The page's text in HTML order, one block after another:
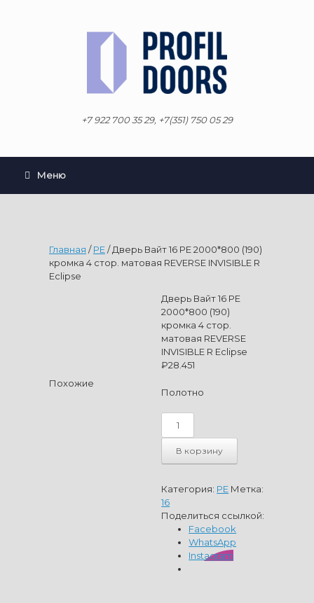
+7 922 700 35 29, +7(351) 750 05 29
Меню
Главная /PE/ Дверь Вайт 16 PE 2000*800 (190)
кромка 4 стор. матовая REVERSE INVISIBLE R
Eclipse
Дверь Вайт 16 PE
2000*800 (190)
кромка 4 стор.
матовая REVERSE
INVISIBLE R Eclipse
₽28.451
Полотно
товара
PE
2000*800
(190)
кромка
В корзину
Категория: PE Метка:
16
Поделиться ссылкой:
Facebook
WhatsApp
Instagram
Похожие